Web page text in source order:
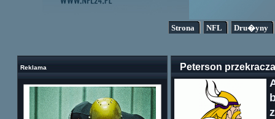
Strona NFL Dru�yny
Reklama Peterson